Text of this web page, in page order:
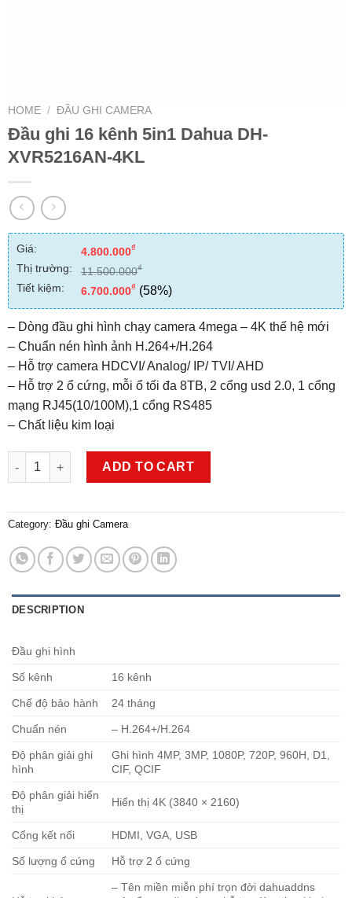
HOME / ĐẦU GHI CAMERA
Đầu ghi 16 kênh 5in1 Dahua DH-
XVR5216AN-4KL
Giá: 4.800.000₫
Thị trường: 11.500.000₫
Tiết kiệm: 6.700.000₫ (58%)
– Dòng đầu ghi hình chạy camera 4mega – 4K thế hệ mới
– Chuẩn nén hình ảnh H.264+/H.264
– Hỗ trợ camera HDCVI/ Analog/ IP/ TVI/ AHD
– Hỗ trợ 2 ổ cứng, mỗi ổ tối đa 8TB, 2 cổng usd 2.0, 1 cổng
mạng RJ45(10/100M),1 cổng RS485
– Chất liệu kim loại
Đầu ghi 16 kênh 5in1 Dahua DH-XVR5216AN-4KL quantity
ADD TO CART
Category: Đầu ghi Camera
DESCRIPTION
Đầu ghi hình
Số kênh 16 kênh
Chế độ bảo hành 24 tháng
Chuẩn nén – H.264+/H.264
Độ phân giải ghi
hình
Ghi hình 4MP, 3MP, 1080P, 720P, 960H, D1,
CIF, QCIF
Độ phân giải hiển
thị
Hiển thị 4K (3840 × 2160)
Cổng kết nối HDMI, VGA, USB
Số lượng ổ cứng Hỗ trợ 2 ổ cứng
– Tên miền miễn phí trọn đời dahuaddns